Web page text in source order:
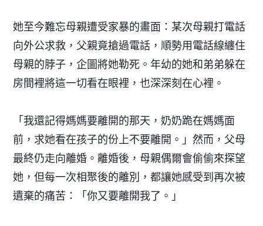
她至今難忘母親遭受家暴的畫面：某次母親打電話
向外公求救，父親竟搶過電話，順勢用電話線纏住
母親的脖子，企圖將她勒死。年幼的她和弟弟躲在
房間裡將這一切看在眼裡，也深深刻在心裡。
「我還記得媽媽要離開的那天，奶奶跪在媽媽面
前，求她看在孩子的份上不要離開。」然而，父母
最終仍走向離婚。離婚後，母親偶爾會偷偷來探望
她，但每一次相聚後的離別，都讓她感受到再次被
遺棄的痛苦：「你又要離開我了。」